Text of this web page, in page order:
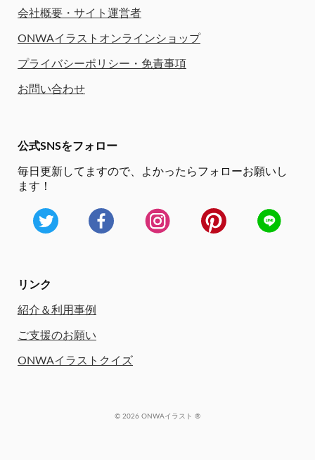
会社概要・サイト運営者
ONWAイラストオンラインショップ
プライバシーポリシー・免責事項
お問い合わせ
公式SNSをフォロー
毎日更新してますので、
よかったらフォローお願いし
ます！
リンク
紹介＆利用事例
ご支援のお願い
ONWAイラストクイズ
© 2026 ONWAイラスト ®